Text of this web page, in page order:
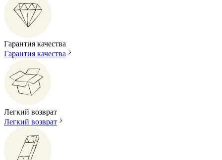
Гарантия качества
Гарантия качества
Легкий возврат
Легкий возврат